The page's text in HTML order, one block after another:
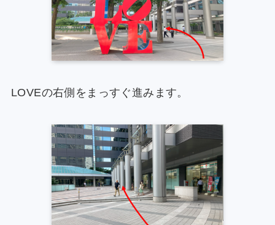
LOVEの右側をまっすぐ進みます。